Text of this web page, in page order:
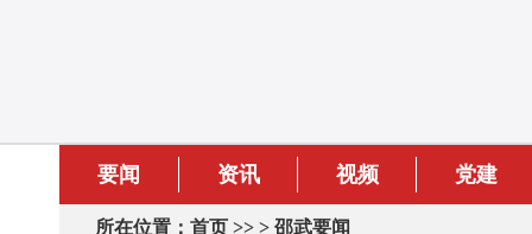
要闻 资讯 视频 党建
所在位置： 首页 >> > 邵武要闻